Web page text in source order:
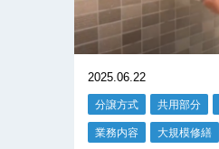
2025.06.22
分譲方式 共用部分
業務内容 大規模修繕